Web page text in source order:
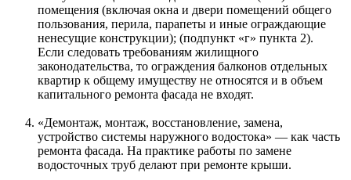
помещения (включая окна и двери помещений общего
пользования, перила, парапеты и иные ограждающие
ненесущие конструкции); (подпункт «г» пункта 2).
Если следовать требованиям жилищного
законодательства, то ограждения балконов отдельных
квартир к общему имуществу не относятся и в объем
капитального ремонта фасада не входят.
«Демонтаж, монтаж, восстановление, замена,
устройство системы наружного водостока» — как часть
ремонта фасада. На практике работы по замене
водосточных труб делают при ремонте крыши.